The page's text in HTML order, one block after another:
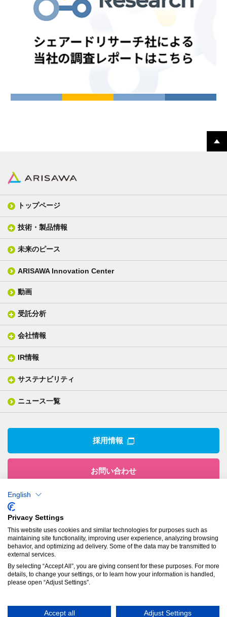
トップページ
技術・製品情報
FPC材料
カバーレイフィルム
銅張り積層板
層間接着シート
3D材料
電気絶縁・産業構造材料
織物製品
一般塗工製品
産業用構造材料
塗る
技術用語集
技術・製品情報トップ
未来のピース
ARISAWA Innovation Center
動画
受託分析
分析メニュー(事例)
分析ニュース
会社情報
会社概要
事業所
関係企業
IR情報
IR情報トップ
IRニュース
サステナビリティ
サステナビリティ・マネジメント
社会との関わり
ニュース一覧
採用情報
お問い合わせ
株式会社有沢製作所
本社
〒943-8610
新潟県上越市南本町1丁目5番5号
TEL：025-524-5121／FAX：025-524-1117
プライバシーポリシー
English
Privacy Settings
This website uses cookies and similar technologies for purposes such as
maintaining site functionality, improving user experience, analyzing browsing
behavior, and optimizing ad delivery. Some of the data may be transmitted to
external services.
By selecting “Accept All”, you are giving consent for these purposes. For more
details, to change your settings, or to learn how your information is handled,
please open “Adjust Settings”.
Accept all Adjust Settings